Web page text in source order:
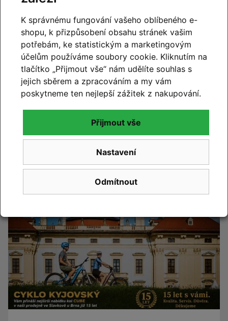
Změna otevírací doby – od
července máme o sobotách
zavřeno
Číst článek
K správnému fungování vašeho oblíbeného e-
shopu, k přizpůsobení obsahu stránek vašim
potřebám, ke statistickým a marketingovým
účelům používáme soubory cookie. Kliknutím na
tlačítko „Přijmout vše“ nám udělíte souhlas s
jejich sběrem a zpracováním a my vám
poskytneme ten nejlepší zážitek z nakupování.
Odmítnout
Nastavení
Přijmout vše